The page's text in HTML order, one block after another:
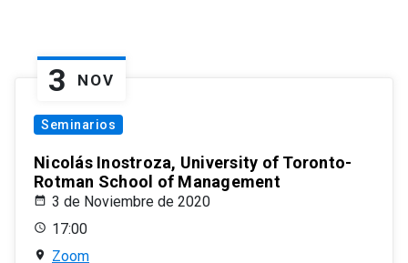
3 NOV
Seminarios
Nicolás Inostroza, University of Toronto-
Rotman School of Management
3 de Noviembre de 2020
17:00
Zoom